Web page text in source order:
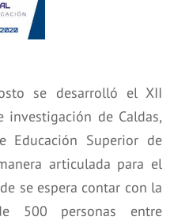
se desarrolló el XII
investigación de Caldas,
Educación Superior de
articulada para el
se espera contar con la
500 personas entre